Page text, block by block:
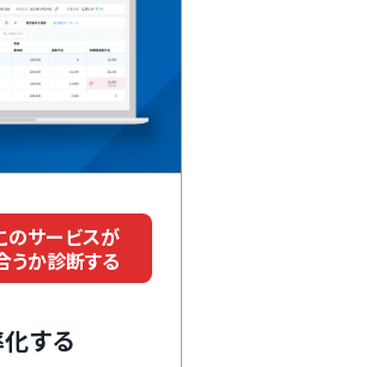
のサービスが
うか診断する
する